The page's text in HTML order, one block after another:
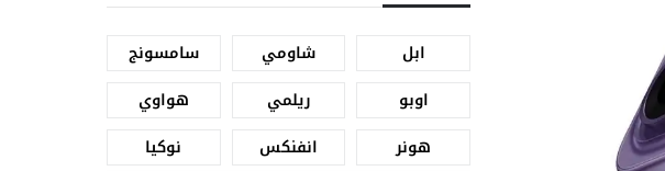
ابل شاومي
سامسونج
اوبو
ريلمي
هواوي
هونر
انفنكس
نوكيا